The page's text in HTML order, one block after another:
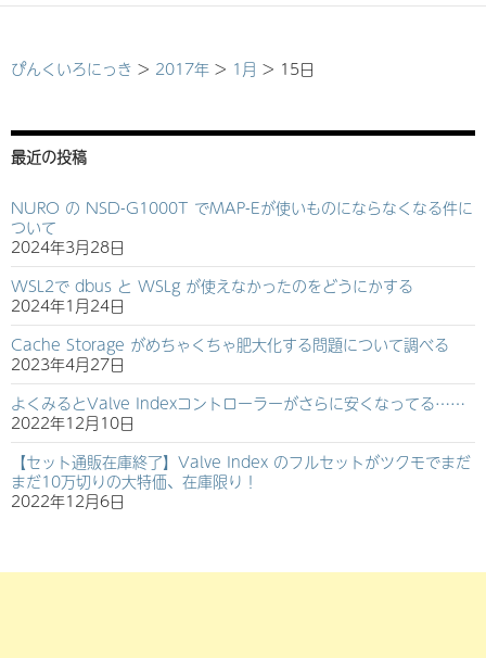
ぴんくいろにっき > 2017年 > 1月 > 15日
最近の投稿
NURO の NSD-G1000T でMAP-Eが使いものにならなくなる件に
ついて
2024年3月28日
WSL2で dbus と WSLg が使えなかったのをどうにかする
2024年1月24日
Cache Storage がめちゃくちゃ肥大化する問題について調べる
2023年4月27日
よくみるとValve Indexコントローラーがさらに安くなってる……
2022年12月10日
【セット通販在庫終了】Valve Index のフルセットがツクモでまだ
まだ10万切りの大特価、在庫限り！
2022年12月6日